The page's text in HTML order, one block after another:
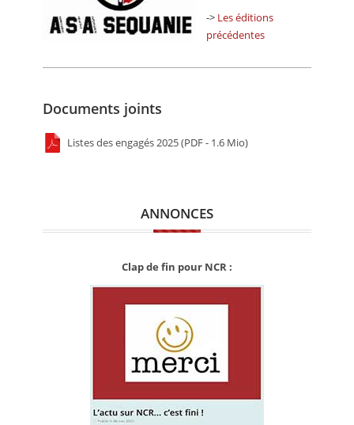
-> Les éditions
précédentes
Documents joints
Listes des engagés 2025 (PDF - 1.6 Mio)
ANNONCES
Clap de fin pour NCR :